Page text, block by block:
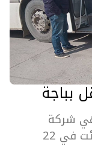
بباجة
هي شركة
عمومية تونسية للنقل الجماعي أُنشئت في 22